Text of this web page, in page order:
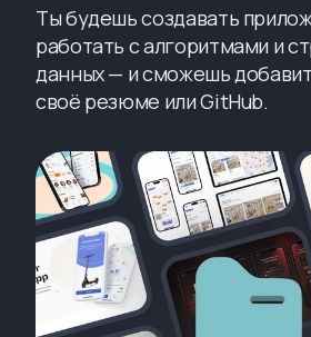
Ты будешь создавать
работать с алгоритмами и
данных — и сможешь
своё резюме или GitHub.